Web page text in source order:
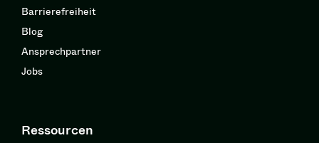
Barrierefreiheit
Blog
Ansprechpartner
Jobs
Ressourcen